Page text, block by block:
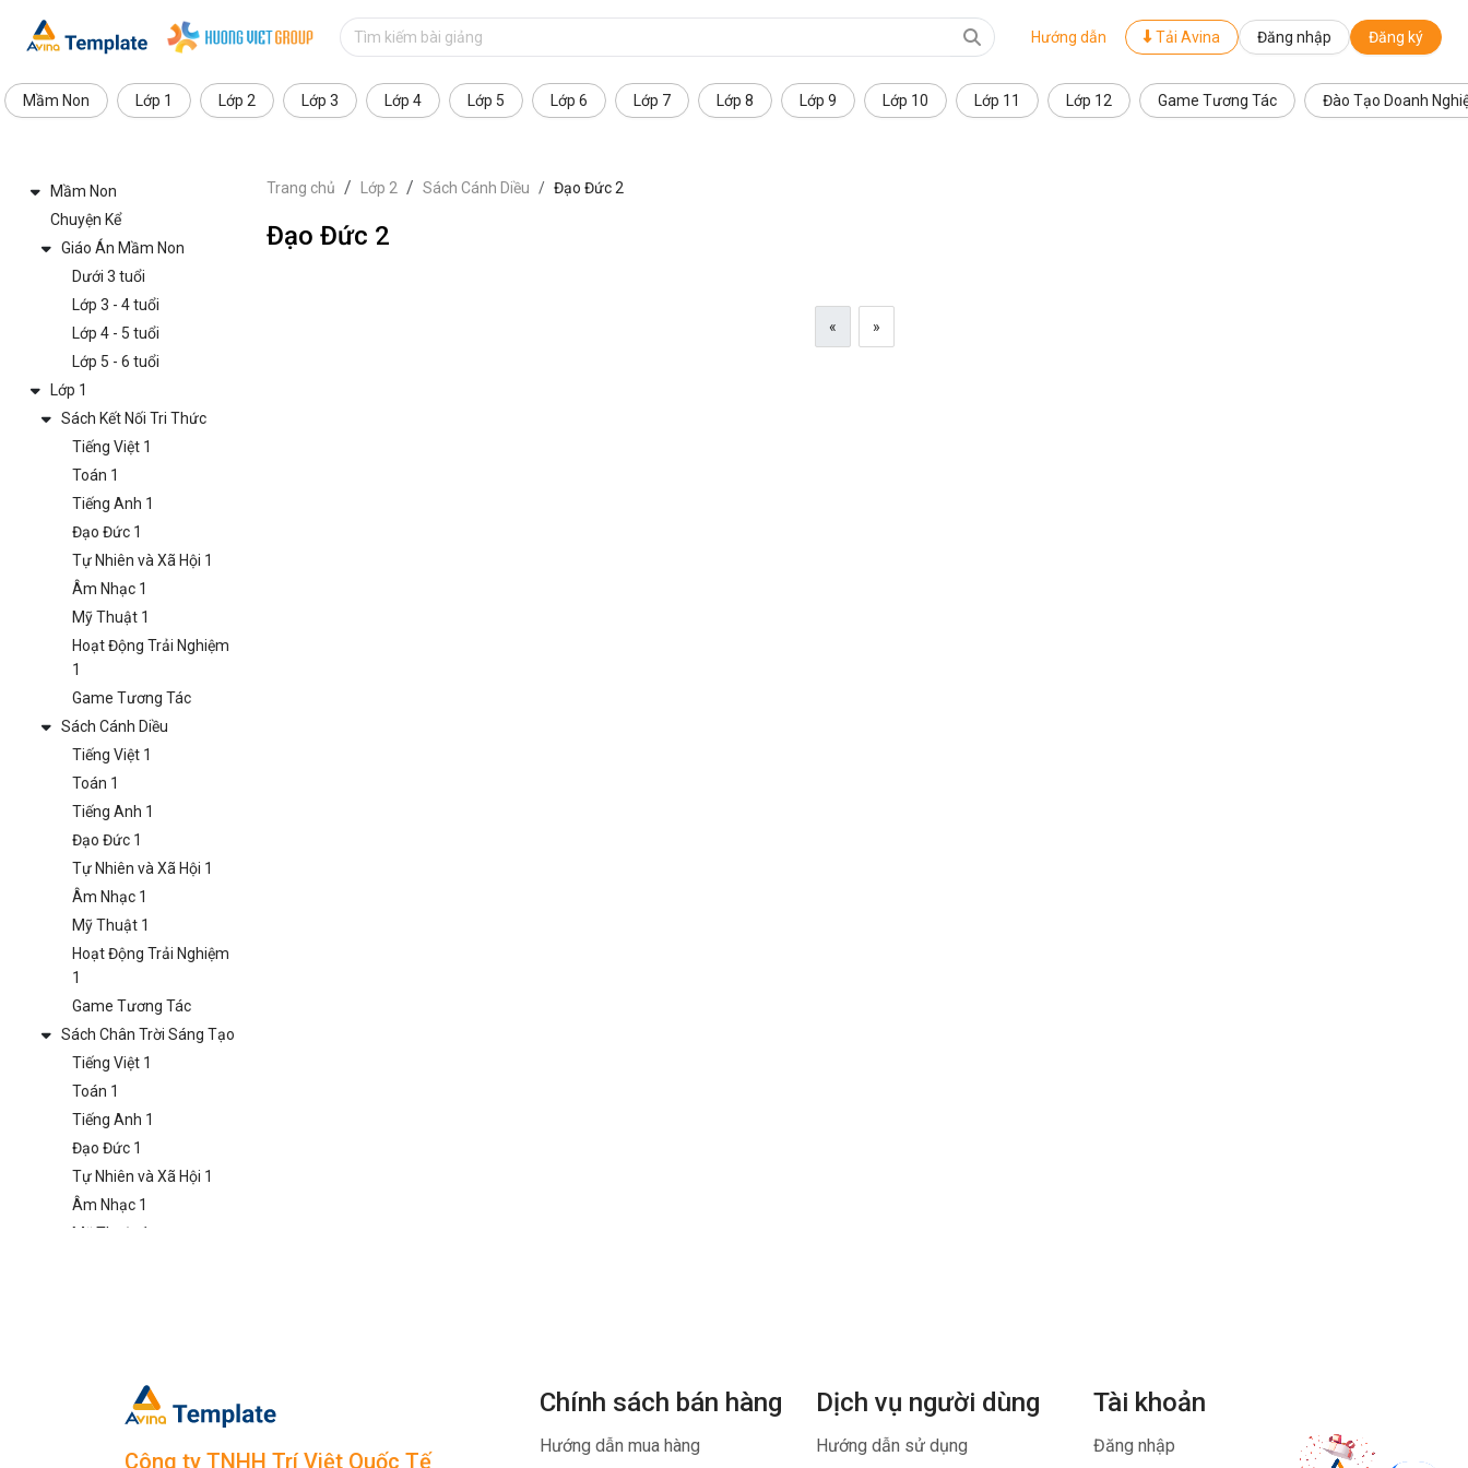
Hướng dẫn Tải Avina Đăng nhập Đăng ký
Mầm Non Lớp 1 Lớp 2 Lớp 3 Lớp 4 Lớp 5 Lớp 6 Lớp 7 Lớp 8 Lớp 9 Lớp 10 Lớp 11 Lớp 12 Game Tương Tác Đào Tạo Doanh
Mầm Non
Chuyện Kể
Giáo Án Mầm Non
Dưới 3 tuổi
Lớp 3 - 4 tuổi
Lớp 4 - 5 tuổi
Lớp 5 - 6 tuổi
Lớp 1
Sách Kết Nối Tri Thức
Tiếng Việt 1
Toán 1
Tiếng Anh 1
Đạo Đức 1
Tự Nhiên và Xã Hội 1
Âm Nhạc 1
Mỹ Thuật 1
Hoạt Động Trải Nghiệm
1
Game Tương Tác
Sách Cánh Diều
Tiếng Việt 1
Toán 1
Tiếng Anh 1
Đạo Đức 1
Tự Nhiên và Xã Hội 1
Âm Nhạc 1
Mỹ Thuật 1
Hoạt Động Trải Nghiệm
1
Game Tương Tác
Sách Chân Trời Sáng Tạo
Tiếng Việt 1
Toán 1
Tiếng Anh 1
Đạo Đức 1
Tự Nhiên và Xã Hội 1
Âm Nhạc 1
Mỹ Thuật 1
Tiếng Việt 2
Tiếng Anh 2
Trang chủ Lớp 2 Sách Cánh Diều Đạo Đức 2
Đạo Đức 2
« »
Công ty TNHH Trí Việt Quốc Tế
Chính sách bán hàng
Hướng dẫn mua hàng
Dịch vụ người dùng
Hướng dẫn sử dụng
Tài khoản
Đăng nhập